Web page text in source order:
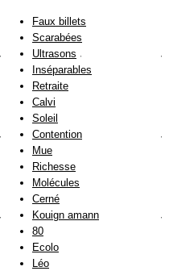
Faux billets
Scarabées
Ultrasons
Inséparables
Retraite
Calvi
Soleil
Contention
Mue
Richesse
Molécules
Cerné
Kouign amann
80
Ecolo
Léo